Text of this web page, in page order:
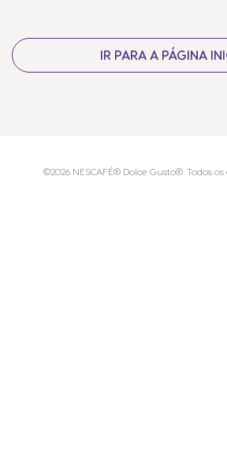
IR PARA A PÁGINA
©2026 NESCAFÉ® Dolce Gusto®. Todos